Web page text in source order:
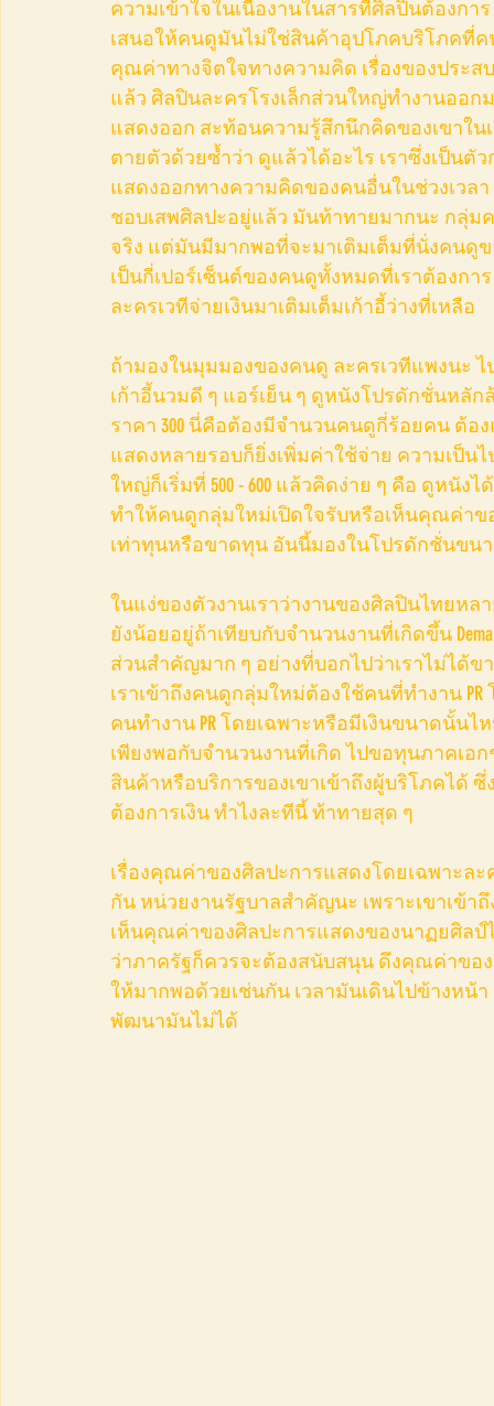
ความเข้าใจในเนื้องานในสารที่ศิลปินต้องกา
เสนอให้คนดูมันไม่ใช่สินค้าอุปโภคบริโภคที่ค
คุณค่าทางจิตใจทางความคิด เรื่องของประ
แล้ว ศิลปินละครโรงเล็กส่วนใหญ่ทำงานออก
แสดงออก สะท้อนความรู้สึกนึกคิดของเขาใน
ตายตัวด้วยซ้ำว่า ดูแล้วได้อะไร เราซึ่งเป็นตั
แสดงออกทางความคิดของคนอื่นในช่วงเวลา
ชอบเสพศิลปะอยู่แล้ว มันท้าทายมากนะ กลุ่
จริง แต่มันมีมากพอที่จะมาเติมเต็มที่นั่งคนดู
เป็นกี่เปอร์เซ็นต์ของคนดูทั้งหมดที่เราต้องก
ละครเวทีจ่ายเงินมาเติมเต็มเก้าอี้ว่างที่เหลือ
ถ้ามองในมุมมองของคนดู ละครเวทีแพงนะ ไ
เก้าอี้นวมดี ๆ แอร์เย็น ๆ ดูหนังโปรดักชั่นหลั
ราคา 300 นี่คือต้องมีจำนวนคนดูกี่ร้อยคน ต้อ
แสดงหลายรอบก็ยิ่งเพิ่มค่าใช้จ่าย ความเป็น
ใหญ่ก็เริ่มที่ 500 - 600 แล้วคิดง่าย ๆ คือ ดูหนัง
ทำให้คนดูกลุ่มใหม่เปิดใจรับหรือเห็นคุณค่าข
เท่าทุนหรือขาดทุน อันนี้มองในโปรดักชั่นขน
ในแง่ของตัวงานเราว่างานของศิลปินไทยห
ยังน้อยอยู่ถ้าเทียบกับจำนวนงานที่เกิดขึ้น
ส่วนสำคัญมาก ๆ อย่างที่บอกไปว่าเราไม่ได้
เราเข้าถึงคนดูกลุ่มใหม่ต้องใช้คนที่ทำงาน
คนทำงาน PR โดยเฉพาะหรือมีเงินขนาดนั้น
เพียงพอกับจำนวนงานที่เกิด ไปขอทุนภาคเ
สินค้าหรือบริการของเขาเข้าถึงผู้บริโภคได้
ต้องการเงิน ทำไงละทีนี้ ท้าทายสุด ๆ
เรื่องคุณค่าของศิลปะการแสดงโดยเฉพาะล
กัน หน่วยงานรัฐบาลสำคัญนะ เพราะเขาเข้
เห็นคุณค่าของศิลปะการแสดงของนาฏยศิลป์
ว่าภาครัฐก็ควรจะต้องสนับสนุน ดึงคุณค่าขอ
ให้มากพอด้วยเช่นกัน เวลามันเดินไปข้างหน้
พัฒนามันไม่ได้